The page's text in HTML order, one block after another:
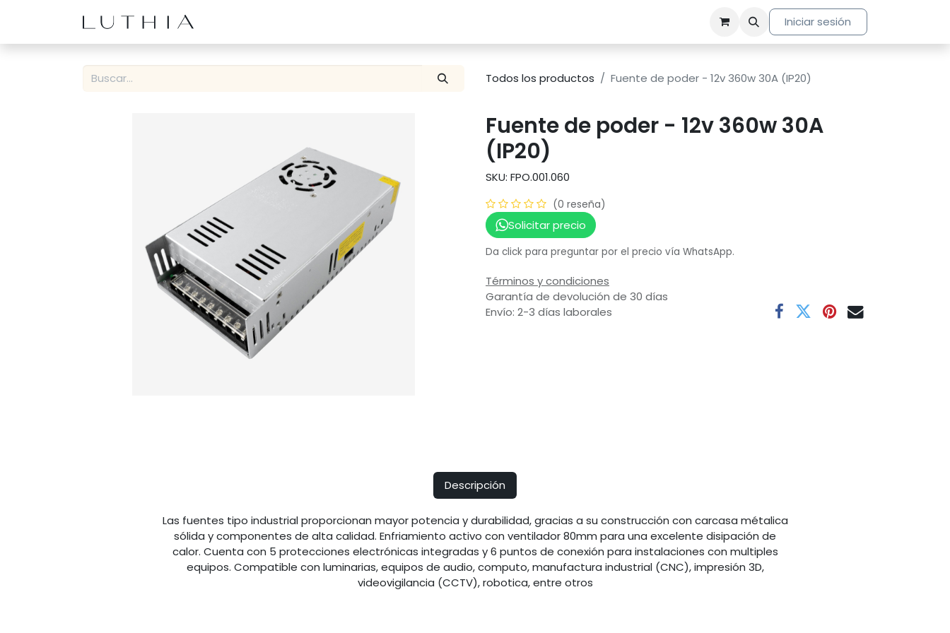
Iniciar sesión
Todos los productos Fuente de poder - 12v 360w 30A (IP20)
Fuente de poder - 12v 360w 30A
(IP20)
SKU: FPO.001.060
(0 reseña)
Solicitar precio
Da click para preguntar por el precio vía WhatsApp.
Términos y condiciones
Garantía de devolución de 30 días
Envío: 2-3 días laborales
Descripción
Las fuentes tipo industrial proporcionan mayor potencia y durabilidad, gracias a su construcción con carcasa métalica
sólida y componentes de alta calidad. Enfriamiento activo con ventilador 80mm para una excelente disipación de
calor. Cuenta con 5 protecciones electrónicas integradas y 6 puntos de conexión para instalaciones con multiples
equipos. Compatible con luminarias, equipos de audio, computo, manufactura industrial (CNC), impresión 3D,
videovigilancia (CCTV), robotica, entre otros